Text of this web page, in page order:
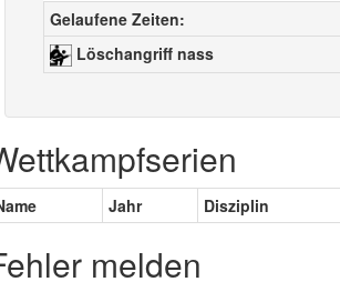
Gelaufene Zeiten:
Löschangriff nass
Jahr Disziplin
melden